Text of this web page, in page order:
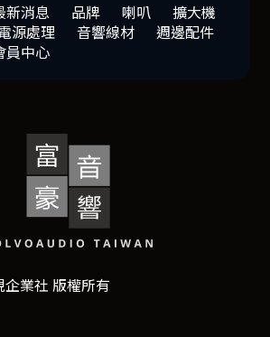
新消息 品牌 喇叭
擴大機
源處理 音響線材
週邊配件
員中心
業社 版權所有